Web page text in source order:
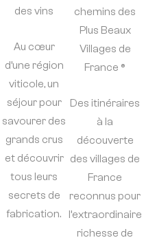
des vins
Au cœur
d’une région
viticole, un
séjour pour
savourer des
grands crus
et découvrir
tous leurs
secrets de
fabrication.
chemins des
Plus Beaux
Villages de
France ®
Des itinéraires
à la
découverte
des villages de
France
reconnus pour
l’extraordinaire
richesse de